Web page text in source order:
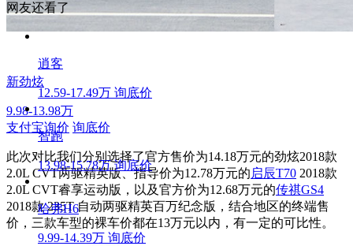
新劲炫
9.98-13.98万
支付宝询价 询底价
此次对比我们分别选择了官方售价为14.18万元的劲炫2018款
2.0L CVT两驱精英版、指导价为12.78万元的启辰T70 2018款
2.0L CVT睿享运动版，以及官方价为12.68万元的传祺GS4
2018款 235T 自动两驱精英百万纪念版，结合地区的终端售
价，三款车型的裸车价都在13万元以内，有一定的可比性。
网友还看了
逍客
12.59-17.49万 询底价
智跑
13.98-15.78万 询底价
哈弗H6
9.99-14.39万 询底价